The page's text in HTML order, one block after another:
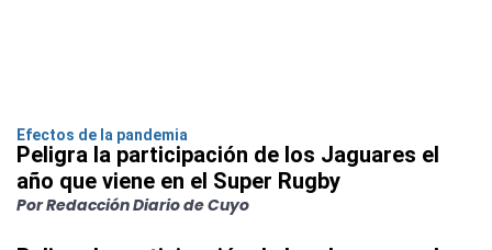
Efectos de la pandemia
Peligra la participación de los Jaguares el
año que viene en el Super Rugby
Por Redacción Diario de Cuyo